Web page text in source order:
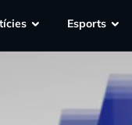
Esports